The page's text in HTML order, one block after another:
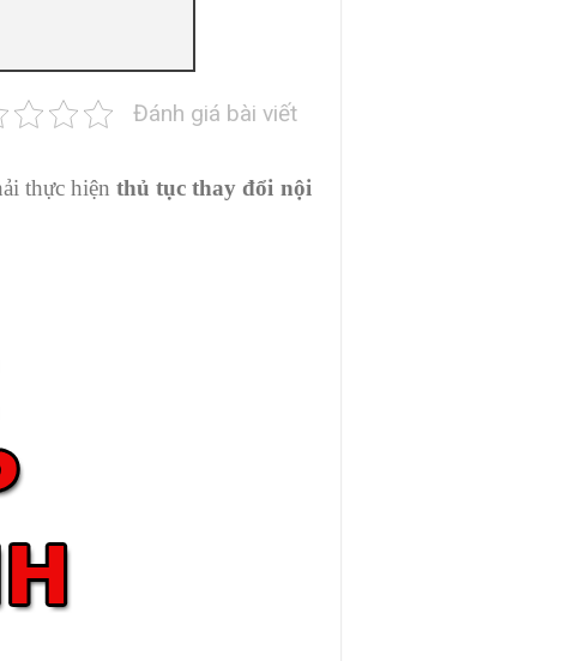
Đánh giá bài viết
thực hiệnthủ tục thay đổi nội